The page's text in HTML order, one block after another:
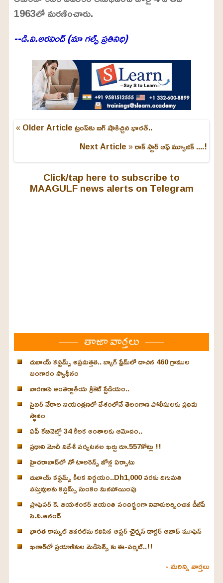
1963లో మరణించారు.
--డి.వి.అరవింద్ (మా గల్ఫ్ ప్రతినిధి)
« Older Articleట్రంప్‌కు బిగ్ షాకిచ్చిన భారత్..
Next Article »రాక్ స్టార్ ఆఫ్ మ్యూజిక్ ....!
Click/tap here to subscribe to
MAAGULF news alerts on Telegram
తాజా వార్తలు
దుబాయ్ కస్టమ్స్ అప్రమత్తత.. బ్యాగ్ ఫ్రేమ్‌లో దాచిన 460 గ్రాముల
బంగారం స్వాధీనం
వారణాసి అంతర్జాతీయ క్రికెట్ స్టేడియం..
సైబర్ నేరాల నియంత్రణలో దేశంలోనే తెలంగాణ పోలీసులకు ప్రథమ
స్థానం
ఏపీ కేబినెట్లో 34 కీలక అంశాలకు ఆమోదం..
ప్రధాని మోదీ విదేశీ పర్యటనల ఖర్చు రూ.557కోట్లు !!
హైదరాబాద్‌లో నో టాలరెన్స్ జోన్ల ఏర్పాటు
దుబాయ్ కస్టమ్స్ కీలక నిర్ణయం..Dh1,000 వరకు దిగుమతి
వస్తువులకు కస్టమ్స్ సుంకం మినహాయింపు
ప్రొఫెసర్ కె. జయశంకర్ జయంతి సందర్భంగా నివాళులర్పించిన డీజీపీ
సి.వి.ఆనంద్
భారత కాన్సుల్ జనరల్‌ను కలిసిన ఆస్టర్ చైర్మన్ డాక్టర్ ఆజాద్ మూఫెన్
ఖతార్‌లో ప్రయాణికుల మెడిసిన్స్ కు ఈ-పర్మిట్..!!
- మరిన్ని వార్తలు